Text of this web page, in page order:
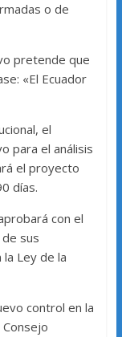
o de
pretende que
«El Ecuador
el
para el análisis
el proyecto
días.
con el
sus
Ley de la
control en la